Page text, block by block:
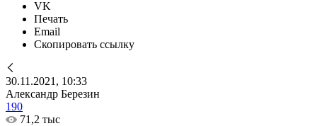
VK
Печать
Email
Скопировать ссылку
30.11.2021, 10:33
Александр Березин
190
71,2 тыс